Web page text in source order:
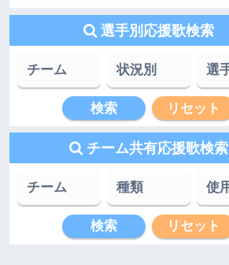
選手別応援歌検索
チーム共有応援歌検索